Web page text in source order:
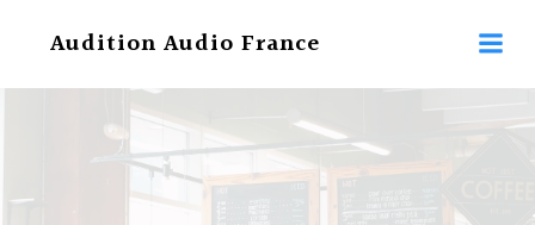
au
Audition Audio France